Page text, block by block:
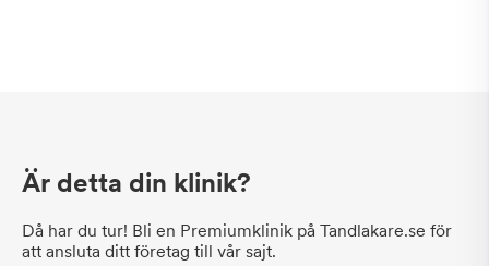
Är detta din klinik?
Då har du tur! Bli en Premiumklinik på Tandlakare.se för
att ansluta ditt företag till vår sajt.